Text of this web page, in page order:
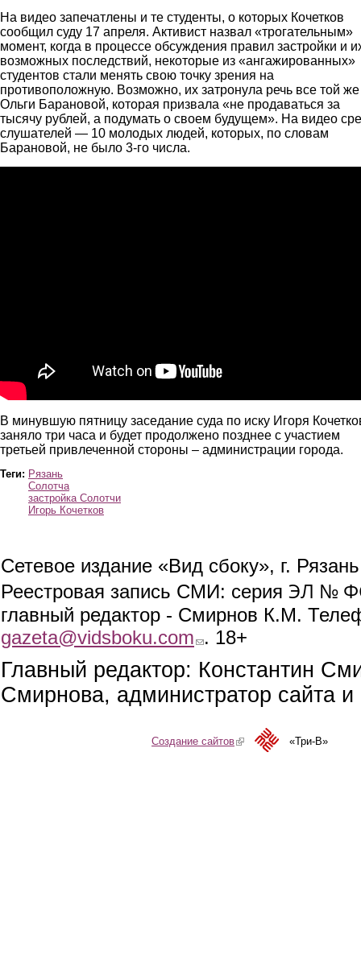
На видео запечатлены и те студенты, о которых Кочетков
сообщил суду 17 апреля. Активист назвал «трогательным»
момент, когда в процессе обсуждения правил застройки и
возможных последствий, некоторые из «ангажированных»
студентов стали менять свою точку зрения на
противоположную. Возможно, их затронула речь все той же
Ольги Барановой, которая призвала «не продаваться за
тысячу рублей, а подумать о своем будущем». На видео
слушателей — 10 молодых людей, которых, по словам
Барановой, не было 3-го числа.
В минувшую пятницу заседание суда по иску Игоря
заняло три часа и будет продолжено позднее с участием
третьей привлеченной стороны – администрации города.
Теги: Рязань
Солотча
застройка Солотчи
Игорь Кочетков
Сетевое издание «Вид сбоку», г.
Реестровая запись СМИ: серия ЭЛ №
главный редактор - Смирнов К.М.
gazeta@vidsboku.com (link sends e-mail)
. 18+
Главный редактор: Константин
Смирнова, администратор сайта
Создание сайтов(link is external)«Три-В»